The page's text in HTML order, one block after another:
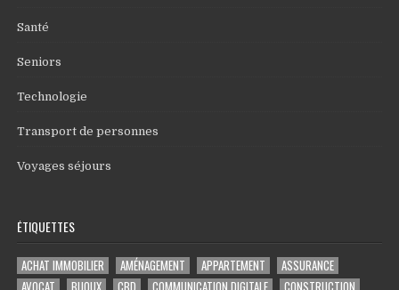
Santé
Seniors
Technologie
Transport de personnes
Voyages séjours
ÉTIQUETTES
ACHAT IMMOBILIER AMÉNAGEMENT APPARTEMENT
ASSURANCE
AVOCAT
BIJOUX CBD COMMUNICATION DIGITALE CONSTRUCTION